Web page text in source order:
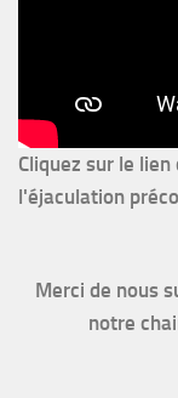
Cliquez sur le
l'éjaculation
Merci de nous
notre